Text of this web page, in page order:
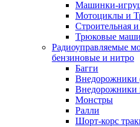
Машинки-
Мотоциклы и
Строительная
Трюковые
Радиоуправляемые
бензиновые и нитро
Багги
Внедорожники
Внедорожники
Монстры
Ралли
Шорт-корс